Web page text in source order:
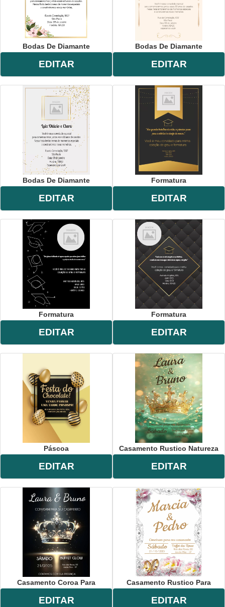
Bodas De Diamante
EDITAR
Bodas De Diamante
EDITAR
Bodas De Diamante
EDITAR
Formatura
EDITAR
Formatura
EDITAR
Formatura
EDITAR
Páscoa
EDITAR
Casamento Rustico Natureza
EDITAR
Casamento Coroa Para
EDITAR
Casamento Rustico Para
EDITAR